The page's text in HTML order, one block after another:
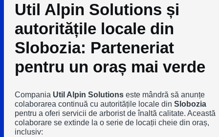
Util Alpin Solutions și
autoritățile locale din
Slobozia: Parteneriat
pentru un oraș mai verde
Compania Util Alpin Solutionseste mândră să anunțe
colaborarea continuă cu autoritățile locale din Slobozia
pentru a oferi servicii de arborist de înaltă calitate. Această
colaborare se extinde la o serie de locații cheie din oraș,
inclusiv: